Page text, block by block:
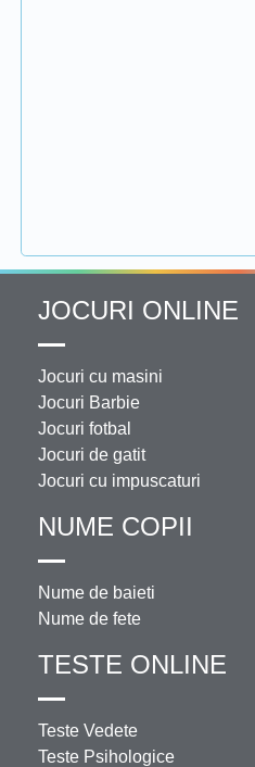
JOCURI ONLINE
Jocuri cu masini
Jocuri Barbie
Jocuri fotbal
Jocuri de gatit
Jocuri cu impuscaturi
NUME COPII
Nume de baieti
Nume de fete
TESTE ONLINE
Teste Vedete
Teste Psihologice